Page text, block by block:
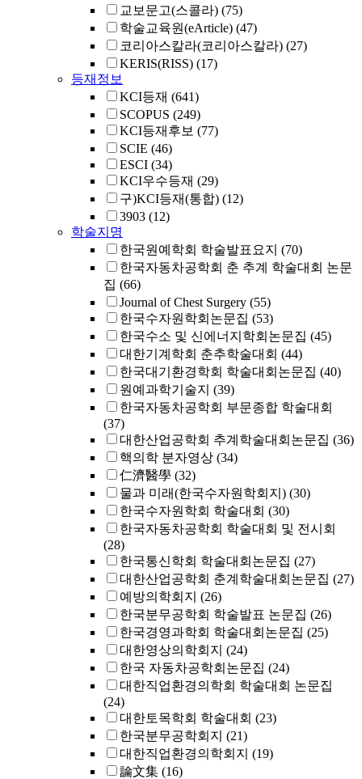
교보문고(스콜라) (75)
학술교육원(eArticle) (47)
코리아스칼라(코리아스칼라) (27)
KERIS(RISS) (17)
등재정보
KCI등재 (641)
SCOPUS (249)
KCI등재후보 (77)
SCIE (46)
ESCI (34)
KCI우수등재 (29)
구)KCI등재(통합) (12)
3903 (12)
학술지명
한국원예학회 학술발표요지 (70)
한국자동차공학회 춘 추계 학술대회 논문
집 (66)
Journal of Chest Surgery (55)
한국수자원학회논문집 (53)
한국수소 및 신에너지학회논문집 (45)
대한기계학회 춘추학술대회 (44)
한국대기환경학회 학술대회논문집 (40)
원예과학기술지 (39)
한국자동차공학회 부문종합 학술대회
(37)
대한산업공학회 추계학술대회논문집 (36)
핵의학 분자영상 (34)
仁濟醫學 (32)
물과 미래(한국수자원학회지) (30)
한국수자원학회 학술대회 (30)
한국자동차공학회 학술대회 및 전시회
(28)
한국통신학회 학술대회논문집 (27)
대한산업공학회 춘계학술대회논문집 (27)
예방의학회지 (26)
한국분무공학회 학술발표 논문집 (26)
한국경영과학회 학술대회논문집 (25)
대한영상의학회지 (24)
한국 자동차공학회논문집 (24)
대한직업환경의학회 학술대회 논문집
(24)
대한토목학회 학술대회 (23)
한국분무공학회지 (21)
대한직업환경의학회지 (19)
論文集 (16)